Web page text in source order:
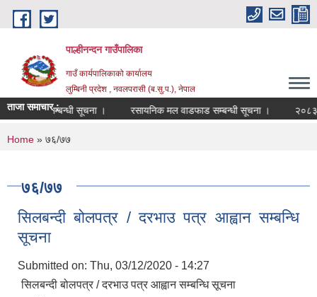
Skip to main content
पाल्हीनन्दन गाउँपालिका
गाउँ कार्यपालिकाको कार्यालय
लुम्बिनी प्रदेश , नवलपरासी (ब.सु.प.), नेपाल
ताजा समाचार :
सूची दर्ता सम्बन्धी सूचना । रसायनिक मल वाडफाड सम्बन्धी सूचना । २०८३
You are here
Home » ७६/७७
७६/७७
सिलबन्दी बोलपत्र / दरभाउ पत्र आह्वान सम्बन्धि
सूचना
Submitted on: Thu, 03/12/2020 - 14:27
सिलबन्दी बोलपत्र / दरभाउ पत्र आह्वान सम्बन्धि सूचना